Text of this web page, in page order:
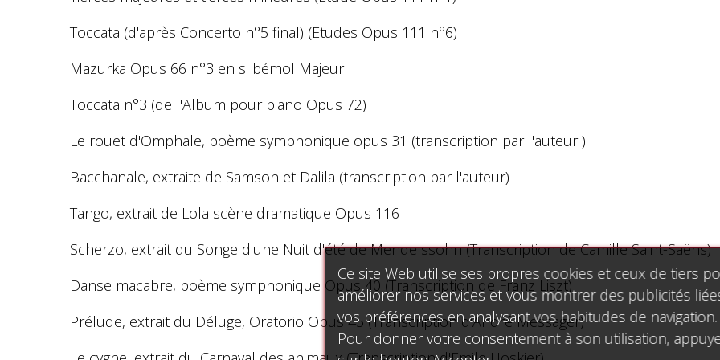
Toccata (d'après Concerto n°5 final) (Etudes Opus 111 n°6)
Mazurka Opus 66 n°3 en si bémol Majeur
Toccata n°3 (de l'Album pour piano Opus 72)
Le rouet d'Omphale, poème symphonique opus 31 (transcription par l'auteur )
Bacchanale, extraite de Samson et Dalila (transcription par l'auteur)
Tango, extrait de Lola scène dramatique Opus 116
Scherzo, extrait du Songe d'une Nuit d'été de Mendelssohn (Transcription de Camille Saint-Saëns)
Danse macabre, poème symphonique Opus 40 (Transcription de Franz Liszt)
Prélude, extrait du Déluge, Oratorio Opus 45 (Transcription d'André Messager)
Ce site Web utilise ses propres cookies et ceux de tiers
améliorer nos services et vous montrer des publicités
vos préférences en analysant vos habitudes de navigation.
Pour donner votre consentement à son utilisation,